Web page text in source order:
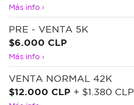
Más info ›
PRE - VENTA 5K
$6.000 CLP
Más info ›
VENTA NORMAL 42K
$12.000 CLP + $1.380 CLP